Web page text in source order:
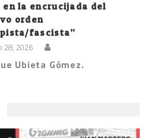
en la encrucijada del
orden
fascista”
28, 2026
Ubieta Gómez.